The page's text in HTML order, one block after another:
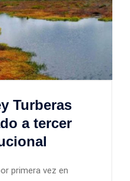
Turberas
a tercer
primera vez en